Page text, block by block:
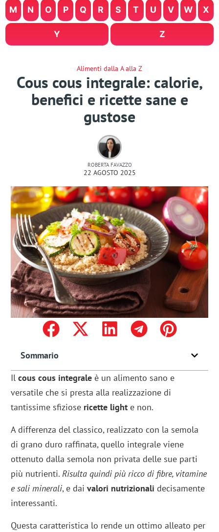
M N O P Q R S T U V W X
Y Z
Alimenti dalla A alla Z
Cous cous integrale: calorie,
benefici e ricette sane e
gustose
ROBERTA FAVAZZO
22 AGOSTO 2025
Sommario
Ilcous cous integrale è un alimento sano e
versatile che si presta alla realizzazione di
tantissime sfiziose ricette light e non.
A differenza del classico, realizzato con la semola
di grano duro raffinata, quello integrale viene
ottenuto dalla semola non privata delle sue parti
più nutrienti.Risulta quindi più ricco di fibre, vitamine
e sali minerali, e daivalori nutrizionali decisamente
interessanti.
Questa caratteristica lo rende un ottimo alleato per